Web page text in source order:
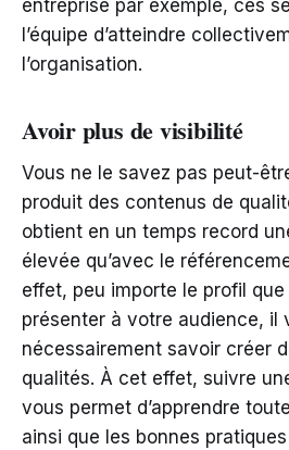
entreprise par exemple, ces
l’équipe d’atteindre
l’organisation.
Avoir plus de visibilité
Vous ne le savez pas peut-
produit des contenus de
obtient en un temps record
élevée qu’avec le
effet, peu importe le profil
présenter à votre audience, il
nécessairement savoir créer
qualités. À cet effet, suivre
vous permet d’apprendre
ainsi que les bonnes